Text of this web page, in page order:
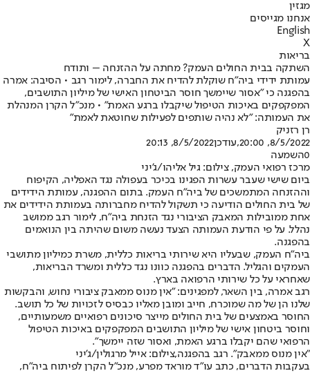
מגזין
אנחנו מגייסים
English
X
בריאות
השתקה בבית החולים העמק? מחתה על ההזנחה – ותודח
עמותת ידידי ביה"ח שוקלת להדיח את החברה, לימור רגב • הסיבה: אמרה
בהפגנה כי "אסור שיימשך חוסר הביטחון האישי של מיליון התושבים,
המפקפקים באיכות הטיפול שיקבלו ברגע האמת" • מנכ"ל הקרן המנהלת
את העמותה: "לא נהיה שותפים לפעילות שחוטאת לאמת"
רן רזניק
8/5/2022, 20:00
,עודכן8/5/2022, 20:13
0השמעה
מרכז רפואי העמק, צילום: גיל אליהו/ג'יני
ביום שישי שעבר עשרות הפגינו בכיכר בעפולה נגד האפליה, הקיפוח
וההזנחה המתמשכים של ביה"ח העמק. בתום ההפגנה, עמותת הידידים
של בית החולים הודיעה כי תשקול להדיח מחברותה בעמותת הידידים את
אחת ממובילות המאבק הציבורי נגד הזנחת ביה"ח, לימור רגב ממושב
נהלל. על פי הודעת העמותה הצעד נעשה משום שהיתה בין הנואמים
בהפגנה.
ביה"ח העמק, שבעליו היא שירותי בריאות כללית, משרת כמיליון מתושבי
העמקים והגליל. הדברים בהפגנה כוונו נגד כללית ומשרד הבריאות,
שאחראי על כל שירותי הרפואה בארץ.
רגב אמרה, בין השאר, למפגינים: "אין מנוס ממאבק ציבורי נחוש, והבקשות
שלנו הן של מה שמוכרח, חייב ומובן מאליו כבסיס לזכויות של כל תושב.
החוסר באמצעים של בית החולים מייצר סיכונים רפואיים משמעותיים,
וחוסר ביטחון אישי של מיליון התושבים המפקפקים באיכות הטיפול
הרפואי שהם יקבלו ברגע האמת, ואסור שזה יימשך".
"אין מנוס ממאבק". רגב בהפגנה,צילום: אייל מרגולין/ג'יני
בעקבות הדברים, כתב עו"ד מוראד מפרע, מנכ"ל הקרן לפיתוח ביה"ח,